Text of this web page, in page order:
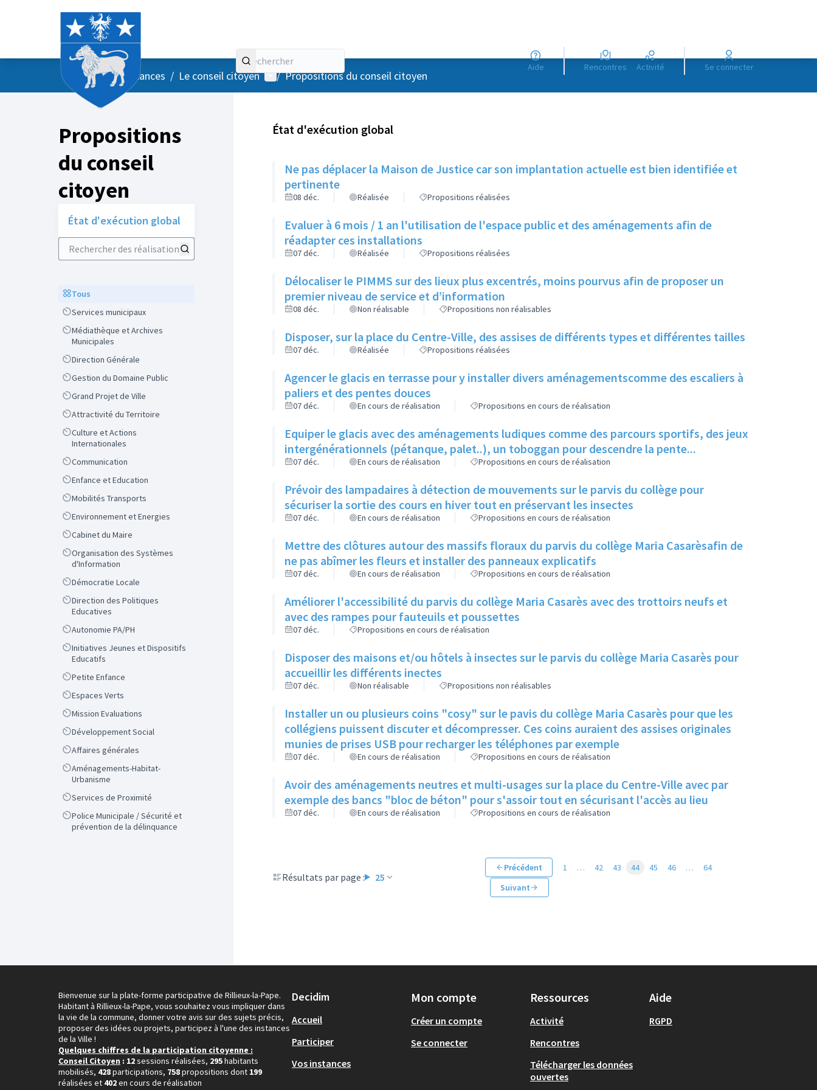
Aide Rencontres Activité Se connecter
AccueilMenu principal
/ Vos instances / Le conseil citoyen Menu utilisateur
/ Propositions du conseil citoyen
Propositions
du conseil
citoyen
État d'exécution global
Rechercher des réalisations
ScopeTous
ScopeServices municipaux
Scope
Médiathèque et Archives
Municipales
ScopeDirection Générale
ScopeGestion du Domaine Public
ScopeGrand Projet de Ville
ScopeAttractivité du Territoire
Scope
Culture et Actions
Internationales
ScopeCommunication
ScopeEnfance et Education
ScopeMobilités Transports
ScopeEnvironnement et Energies
ScopeCabinet du Maire
Scope
Organisation des Systèmes
d'Information
ScopeDémocratie Locale
Scope
Direction des Politiques
Educatives
ScopeAutonomie PA/PH
Scope
Initiatives Jeunes et Dispositifs
Educatifs
ScopePetite Enfance
ScopeEspaces Verts
ScopeMission Evaluations
ScopeDéveloppement Social
ScopeAffaires générales
Scope
Aménagements-Habitat-
Urbanisme
ScopeServices de Proximité
Scope
Police Municipale / Sécurité et
prévention de la délinquance
État d'exécution global
Ne pas déplacer la Maison de Justice car son implantation actuelle est bien identifiée et
pertinente
08 déc. Réalisée Propositions réalisées
Evaluer à 6 mois / 1 an l'utilisation de l'espace public et des aménagements afin de
réadapter ces installations
07 déc. Réalisée Propositions réalisées
Délocaliser le PIMMS sur des lieux plus excentrés, moins pourvus afin de proposer un
premier niveau de service et d’information
08 déc. Non réalisable Propositions non réalisables
Disposer, sur la place du Centre-Ville, des assises de différents types et différentes tailles
07 déc. Réalisée Propositions réalisées
Agencer le glacis en terrasse pour y installer divers aménagementscomme des escaliers à
paliers et des pentes douces
07 déc. En cours de réalisation Propositions en cours de réalisation
Equiper le glacis avec des aménagements ludiques comme des parcours sportifs, des jeux
intergénérationnels (pétanque, palet..), un toboggan pour descendre la pente...
07 déc. En cours de réalisation Propositions en cours de réalisation
Prévoir des lampadaires à détection de mouvements sur le parvis du collège pour
sécuriser la sortie des cours en hiver tout en préservant les insectes
07 déc. En cours de réalisation Propositions en cours de réalisation
Mettre des clôtures autour des massifs floraux du parvis du collège Maria Casarèsafin de
ne pas abîmer les fleurs et installer des panneaux explicatifs
07 déc. En cours de réalisation Propositions en cours de réalisation
Améliorer l'accessibilité du parvis du collège Maria Casarès avec des trottoirs neufs et
avec des rampes pour fauteuils et poussettes
07 déc. Propositions en cours de réalisation
Disposer des maisons et/ou hôtels à insectes sur le parvis du collège Maria Casarès pour
accueillir les différents inectes
07 déc. Non réalisable Propositions non réalisables
Installer un ou plusieurs coins "cosy" sur le pavis du collège Maria Casarès pour que les
collégiens puissent discuter et décompresser. Ces coins auraient des assises originales
munies de prises USB pour recharger les téléphones par exemple
07 déc. En cours de réalisation Propositions en cours de réalisation
Avoir des aménagements neutres et multi-usages sur la place du Centre-Ville avec par
exemple des bancs "bloc de béton" pour s'assoir tout en sécurisant l'accès au lieu
07 déc. En cours de réalisation Propositions en cours de réalisation
Résultats par page : 25
Précédent 1 … 42 43 44 45 46 …
64
Suivant
Bienvenue sur la plate-forme participative de Rillieux-la-Pape.
Habitant à Rillieux-la-Pape, vous souhaitez vous impliquer dans
la vie de la commune, donner votre avis sur des sujets précis,
proposer des idées ou projets, participez à l'une des instances
de la Ville !
Quelques chiffres de la participation citoyenne :
Conseil Citoyen : 12sessions réalisées, 295habitants
mobilisés, 428participations, 758propositions dont 199
réalisées et 402en cours de réalisation
Decidim
Accueil
Participer
Vos instances
Mon compte
Créer un compte
Se connecter
Ressources
Activité
Rencontres
Télécharger les données
ouvertes
Aide
RGPD